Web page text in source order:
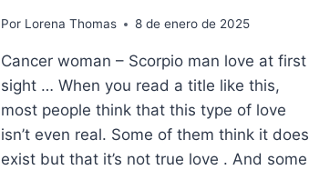
Por Lorena Thomas 8 de enero de 2025
Cancer woman – Scorpio man love at first
sight … When you read a title like this,
most people think that this type of love
isn’t even real. Some of them think it does
exist but that it’s not true love . And some